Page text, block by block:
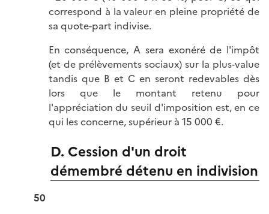
correspond à la valeur en pleine propriété de
sa quote-part indivise.
En conséquence, A sera exonéré de l'impôt
(et de prélèvements sociaux) sur la plus-value
tandis que B et C en seront redevables dès
lors que le montant retenu pour
l'appréciation du seuil d'imposition est, en ce
qui les concerne, supérieur à 15 000 €.
D. Cession d'un droit
démembré détenu en indivision
50